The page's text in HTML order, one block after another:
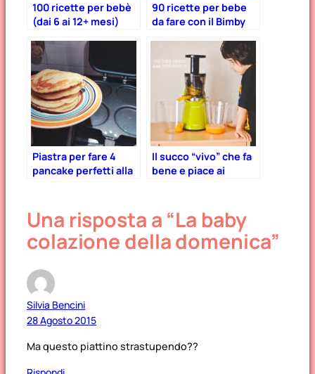
100 ricette per bebè
(dai 6 ai 12+ mesi)
90 ricette per bebe
da fare con il Bimby
Piastra per fare 4
pancake perfetti alla
Il succo “vivo” che fa
bene e piace ai
Una risposta a “La baby
colazione della domenica”
Silvia Bencini
28 Agosto 2015
Ma questo piattino strastupendo??